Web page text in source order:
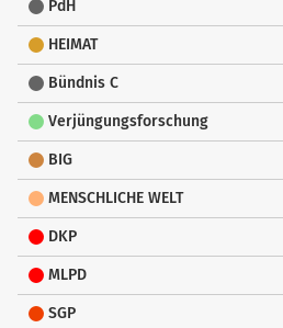
PdH
HEIMAT
Bündnis C
Verjüngungsforschung
BIG
MENSCHLICHE WELT
DKP
MLPD
SGP